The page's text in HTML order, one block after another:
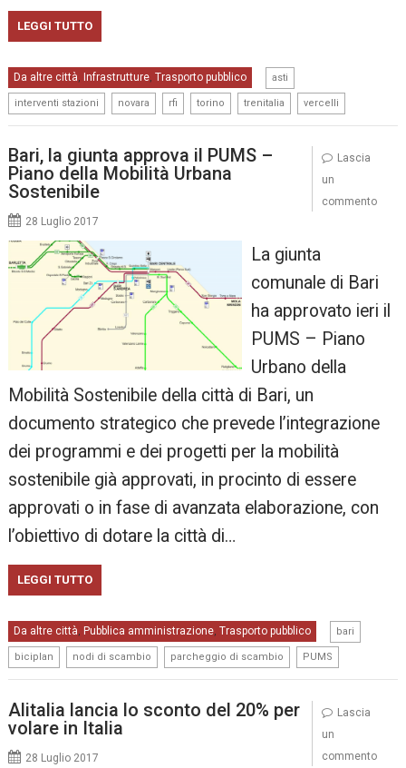
LEGGI TUTTO
Da altre città, Infrastrutture,Trasporto pubblico asti
interventi stazioni novara rfi torino trenitalia vercelli
Bari, la giunta approva il PUMS –
Piano della Mobilità Urbana
Sostenibile
28 Luglio 2017
La giunta
comunale di Bari
ha approvato ieri il
PUMS – Piano
Urbano della
Mobilità Sostenibile della città di Bari, un
documento strategico che prevede l’integrazione
dei programmi e dei progetti per la mobilità
sostenibile già approvati, in procinto di essere
approvati o in fase di avanzata elaborazione, con
l’obiettivo di dotare la città di…
LEGGI TUTTO
Da altre città, Pubblica amministrazione, Trasporto pubblico bari
biciplan nodi di scambio parcheggio di scambio PUMS
Lascia
un
commento
Alitalia lancia lo sconto del 20% per
volare in Italia
28 Luglio 2017
Lascia
un
commento